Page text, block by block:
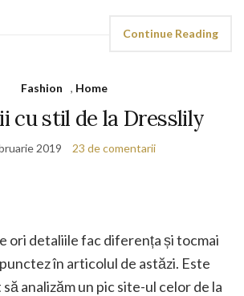
Continue Reading
Fashion , Home
cu stil de la Dresslily
2019 23 de comentarii
ori detaliile fac diferența și tocmai
în articolul de astăzi. Este
analizăm un pic site-ul celor de la